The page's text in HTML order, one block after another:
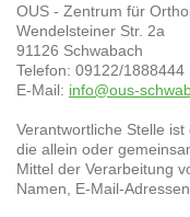
OUS - Zentrum für
Wendelsteiner Str. 2a
91126 Schwabach
Telefon: 09122/1888444
E-Mail: info@ous-
Verantwortliche Stelle
die allein oder
Mittel der Verarbeitung
Namen, E-Mail-